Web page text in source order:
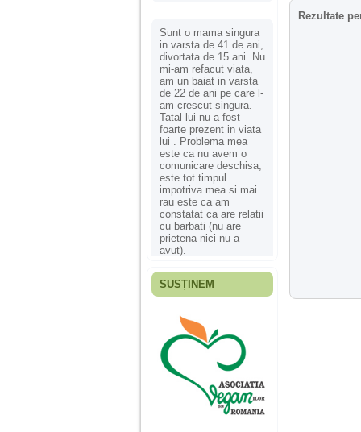
Sunt o mama singura
in varsta de 41 de ani,
divortata de 15 ani. Nu
mi-am refacut viata,
am un baiat in varsta
de 22 de ani pe care l-
am crescut singura.
Tatal lui nu a fost
foarte prezent in viata
lui . Problema mea
este ca nu avem o
comunicare deschisa,
este tot timpul
impotriva mea si mai
rau este ca am
constatat ca are relatii
cu barbati (nu are
prietena nici nu a
avut).
Fiica mea s-a nascut
ani, privind in urma
realizez cat de multe
greseli am facut in
educatia si cresterea
ei, am fost o mama
egoista, preocupata
de implinirea
profesionala, cand ea
era mica am neglijat-
SUSȚINEM
Rezultate